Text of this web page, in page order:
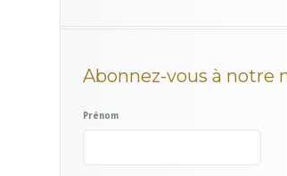
Abonnez-vous à notre
Prénom